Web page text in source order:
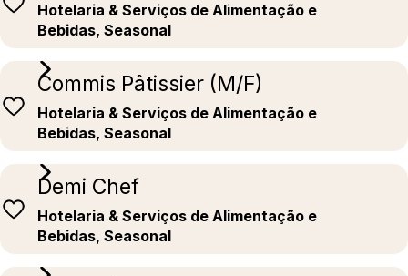
Hotelaria & Serviços de Alimentação e
Bebidas, Seasonal
Commis Pâtissier (M/F)
Hotelaria & Serviços de Alimentação e
Bebidas, Seasonal
Demi Chef
Hotelaria & Serviços de Alimentação e
Bebidas, Seasonal